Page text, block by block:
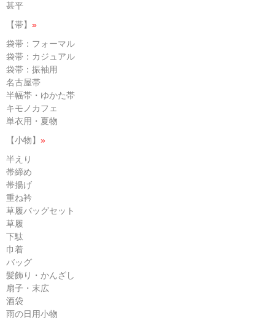
甚平
【帯】 »
袋帯：フォーマル
袋帯：カジュアル
袋帯：振袖用
名古屋帯
半幅帯・ゆかた帯
キモノカフェ
単衣用・夏物
【小物】 »
半えり
帯締め
帯揚げ
重ね衿
草履バッグセット
草履
下駄
巾着
バッグ
髪飾り・かんざし
扇子・末広
酒袋
雨の日用小物